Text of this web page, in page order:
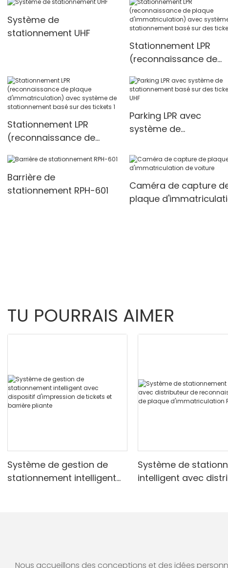
efficace fabriqué en
usine chinoise avec
système de
Système de
stationnement UHF
Stationnement LPR
(reconnaissance de
d'immatriculation)
système de
stationnement basé sur
des tickets
Stationnement LPR
(reconnaissance de
d'immatriculation) avec
système de
stationnement basé sur
Parking LPR avec
système de
des tickets et UHF
Barrière de
stationnement RPH-601
Caméra de capture
plaque
TU POURRAIS AIMER
Système de gestion de
stationnement intelligent
Système de
intelligent avec
Nous accueillons des conceptions et des idées